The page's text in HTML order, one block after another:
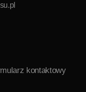
kontaktowy